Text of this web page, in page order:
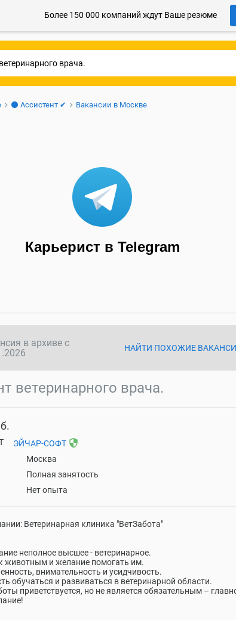
Более 150 000 компаний ждут Ваше резюме
⚫ Ассистент ✔ Вакансии в Москве
Карьерист в Telegram
disabled
в архиве с
НАЙТИ ПОХОЖИЕ
ветеринарного врача.
ЭЙЧАР-СОФТ security
Москва
Полная занятость
Нет опыта
Ветеринарная клиника "ВетЗабота"
неполное высшее - ветеринарное.
животным и желание помогать им.
внимательность и усидчивость.
обучаться и развиваться в ветеринарной области.
приветствуется, но не является обязательным –